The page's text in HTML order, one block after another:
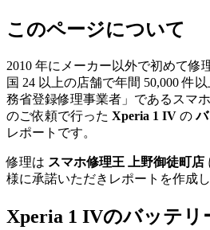
このページについて
2010 年にメーカー以外で初めて修
国 24 以上の店舗で年間 50,000 件
務省登録修理事業者」であるスマ
のご依頼で行った Xperia 1 IV の
レポートです。
修理は スマホ修理王 上野御徒町店
様に承諾いただきレポートを作成し
Xperia 1 IVのバッテリ